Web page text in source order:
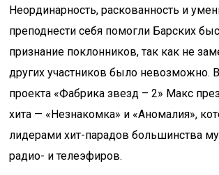
Неординарность, раскованность и
преподнести себя помогли Барских
признание поклонников, так как не
других участников было невозможно.
проекта «Фабрика звезд – 2» Макс
хита — «Незнакомка» и «Аномалия»,
лидерами хит-парадов большинства
радио- и телеэфиров.